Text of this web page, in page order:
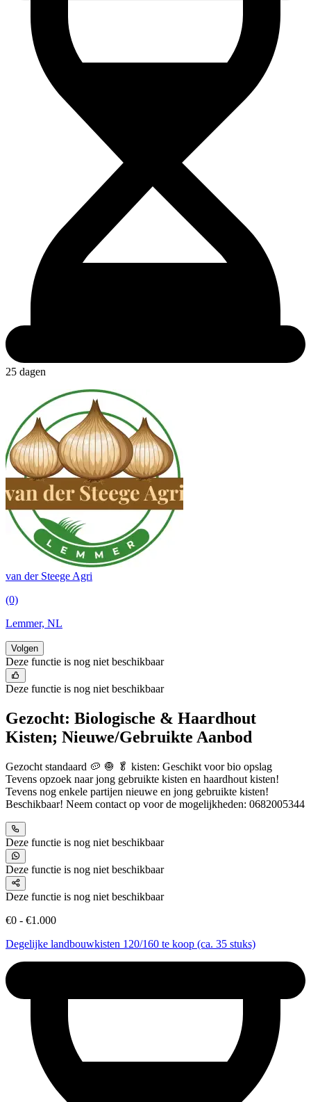
25 dagen
van der Steege Agri
(0)
Lemmer, NL
Volgen
Deze functie is nog niet beschikbaar
Deze functie is nog niet beschikbaar
Gezocht: Biologische & Haardhout
Kisten; Nieuwe/Gebruikte Aanbod
Gezocht standaard 🥔 🧅 🥬 kisten: Geschikt voor bio opslag
Tevens opzoek naar jong gebruikte kisten en haardhout kisten!
Tevens nog enkele partijen nieuwe en jong gebruikte kisten!
Beschikbaar! Neem contact op voor de mogelijkheden: 0682005344
Deze functie is nog niet beschikbaar
Deze functie is nog niet beschikbaar
Deze functie is nog niet beschikbaar
€0 - €1.000
Degelijke landbouwkisten 120/160 te koop (ca. 35 stuks)